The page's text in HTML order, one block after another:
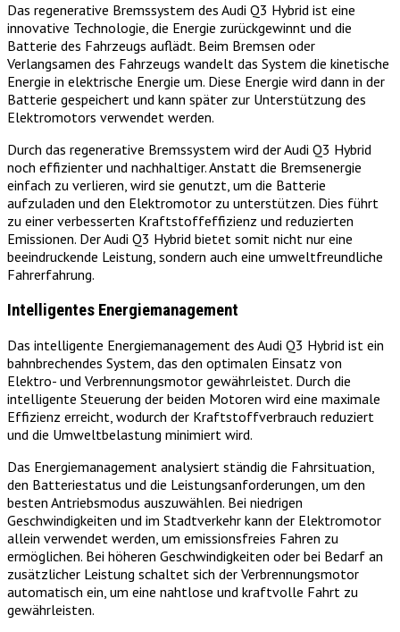
Das regenerative Bremssystem des Audi Q3 Hybrid ist eine
innovative Technologie, die Energie zurückgewinnt und die
Batterie des Fahrzeugs auflädt. Beim Bremsen oder
Verlangsamen des Fahrzeugs wandelt das System die kinetische
Energie in elektrische Energie um. Diese Energie wird dann in der
Batterie gespeichert und kann später zur Unterstützung des
Elektromotors verwendet werden.
Durch das regenerative Bremssystem wird der Audi Q3 Hybrid
noch effizienter und nachhaltiger. Anstatt die Bremsenergie
einfach zu verlieren, wird sie genutzt, um die Batterie
aufzuladen und den Elektromotor zu unterstützen. Dies führt
zu einer verbesserten Kraftstoffeffizienz und reduzierten
Emissionen. Der Audi Q3 Hybrid bietet somit nicht nur eine
beeindruckende Leistung, sondern auch eine umweltfreundliche
Fahrerfahrung.
Intelligentes Energiemanagement
Das intelligente Energiemanagement des Audi Q3 Hybrid ist ein
bahnbrechendes System, das den optimalen Einsatz von
Elektro- und Verbrennungsmotor gewährleistet. Durch die
intelligente Steuerung der beiden Motoren wird eine maximale
Effizienz erreicht, wodurch der Kraftstoffverbrauch reduziert
und die Umweltbelastung minimiert wird.
Das Energiemanagement analysiert ständig die Fahrsituation,
den Batteriestatus und die Leistungsanforderungen, um den
besten Antriebsmodus auszuwählen. Bei niedrigen
Geschwindigkeiten und im Stadtverkehr kann der Elektromotor
allein verwendet werden, um emissionsfreies Fahren zu
ermöglichen. Bei höheren Geschwindigkeiten oder bei Bedarf an
zusätzlicher Leistung schaltet sich der Verbrennungsmotor
automatisch ein, um eine nahtlose und kraftvolle Fahrt zu
gewährleisten.